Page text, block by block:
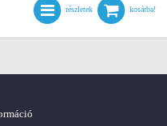
részletek kosárba!